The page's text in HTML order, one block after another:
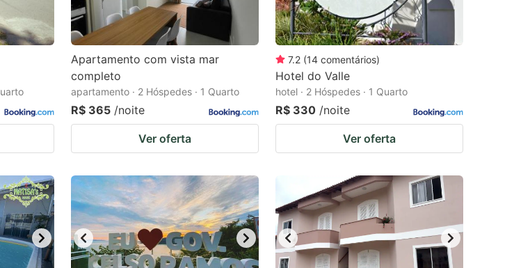
Apartamento com vista mar
completo
apartamento · 2 Hóspedes · 1 Quarto
R$ 365 /noite
Ver oferta
7.2 (14 comentários)
Hotel do Valle
hotel · 2 Hóspedes · 1 Quarto
R$ 330 /noite
Ver oferta